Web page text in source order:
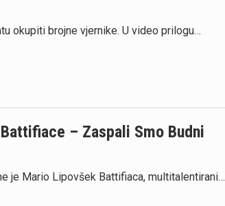
okupiti brojne vjernike. U video prilogu…
– Zaspali Smo Budni
je Mario Lipovšek Battifiaca, multitalentirani…